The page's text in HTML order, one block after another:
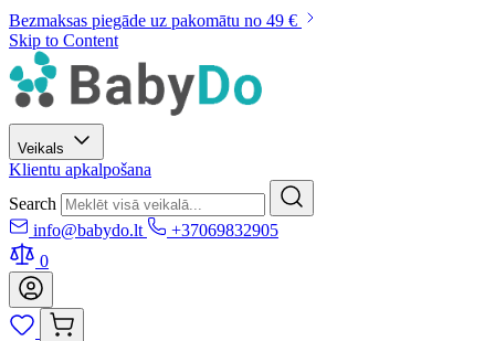
Bezmaksas piegāde uz pakomātu no 49 €
Skip to Content
Veikals
Klientu apkalpošana
Search
info@babydo.lt
+37069832905
0